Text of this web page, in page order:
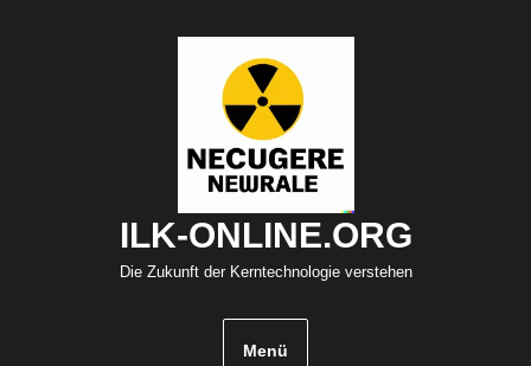
ILK-ONLINE.ORG
Die Zukunft der Kerntechnologie verstehen
Menü